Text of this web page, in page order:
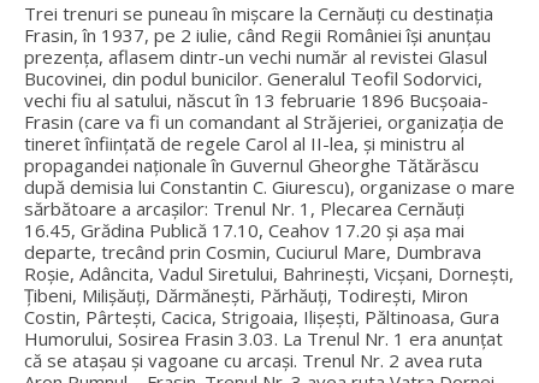
Trei trenuri se puneau în mișcare la Cernăuți cu destinația
Frasin, în 1937, pe 2 iulie, când Regii României își anunțau
prezența, aflasem dintr-un vechi număr al revistei Glasul
Bucovinei, din podul bunicilor. Generalul Teofil Sodorvici,
vechi fiu al satului, născut în 13 februarie 1896 Bucșoaia-
Frasin (care va fi un comandant al Străjeriei, organizația de
tineret înființată de regele Carol al II-lea, și ministru al
propagandei naționale în Guvernul Gheorghe Tătărăscu
după demisia lui Constantin C. Giurescu), organizase o mare
sărbătoare a arcașilor: Trenul Nr. 1, Plecarea Cernăuți
16.45, Grădina Publică 17.10, Ceahov 17.20 și așa mai
departe, trecând prin Cosmin, Cuciurul Mare, Dumbrava
Roșie, Adâncita, Vadul Siretului, Bahrinești, Vicșani, Dornești,
Țibeni, Milișăuți, Dărmănești, Părhăuți, Todirești, Miron
Costin, Pârtești, Cacica, Strigoaia, Ilișești, Păltinoasa, Gura
Humorului, Sosirea Frasin 3.03. La Trenul Nr. 1 era anunțat
că se atașau și vagoane cu arcași. Trenul Nr. 2 avea ruta